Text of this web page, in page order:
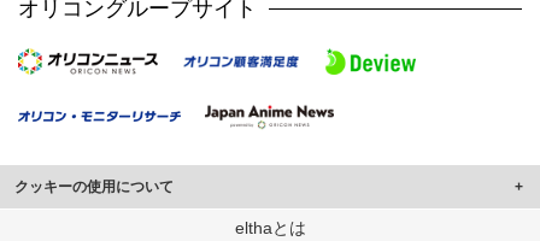
オリコングループサイト
クッキーの使用について
このサイトでは Cookie を使用して、ユーザーに合わせたコンテンツや広告の
elthaとは